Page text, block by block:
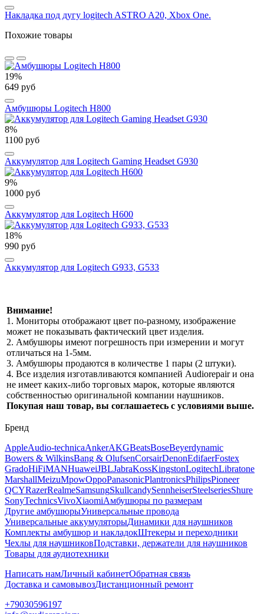
Накладка под дугу logitech ASTRO A20, Xbox One.
Похожие товары
19%
649 руб
Амбушюры Logitech H800
8%
1100 руб
Аккумулятор для Logitech Gaming Headset G930
9%
1000 руб
Аккумулятор для Logitech H600
18%
990 руб
Аккумулятор для Logitech G933, G533
Внимание!
1. Мониторы отображают цвет по-разному, изображение
может не показывать фактический цвет изделия.
2. Амбушюры имеют погрешность при измерении и могут
отличаться на 1-5мм.
3. Амбушюры продаются в количестве 1 пары (2 штуки).
4. Все изделия изготавливаются компанией Audiorepair и она
не имеет каких-либо торговых марок, которые являются
собственностью оригинальной компании наушников.
Покупая наш товар, вы соглашаетесь с условиями выше.
Бренд
AppleAudio-technicaAnkerAKGBeatsBoseBeyerdynamic
Bowers & WilkinsBang & OlufsenCorsairDenonEdifaerFostex
GradoHiFiMANHuaweiJBLJabraKossKingstonLogitechLibratone
MarshallMeizuMpowOppoPanasonicPlantronicsPhilipsPioneer
QCYRazerRealmeSamsungSkullcandySennheiserSteelseriesShure
SonyTechnicsVivoXiaomiАмбушюры по размерам
Другие амбушюрыУниверсальные провода
Универсальные аккумуляторыДинамики для наушников
Комплекты амбушюр и накладокШтекеры и переходники
Чехлы для наушниковПодставки, держатели для наушников
Товары для аудиотехники
Написать намЛичный кабинетОбратная связь
Доставка и самовывозДистанционный ремонт
+79030596197